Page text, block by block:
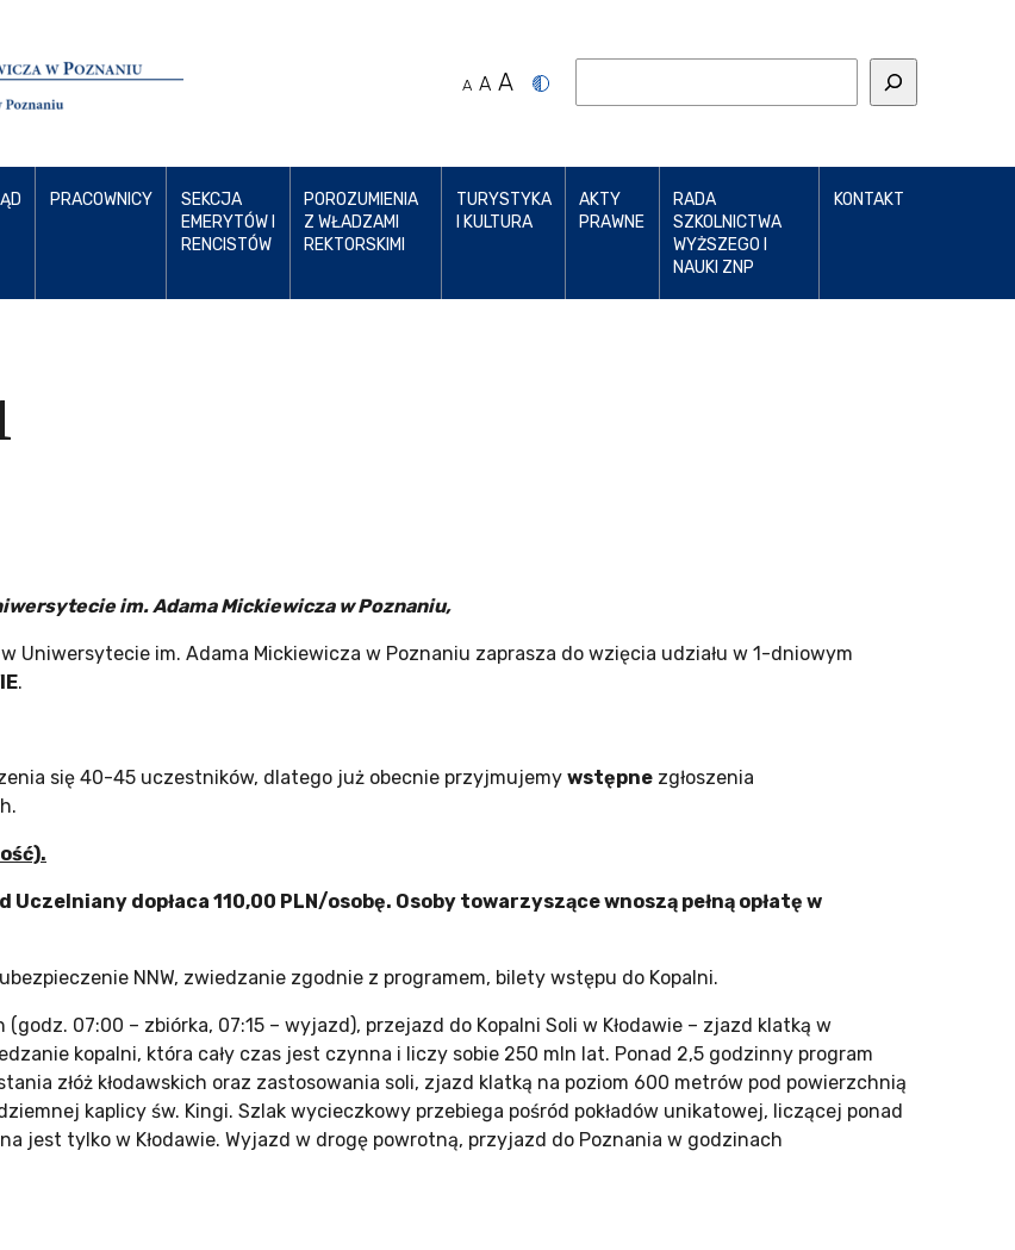
A A A
PRACOWNICY
SEKCJA
EMERYTÓW I
RENCISTÓW
POROZUMIENIA
Z WŁADZAMI
REKTORSKIMI
TURYSTYKA
I KULTURA
AKTY
PRAWNE
RADA
SZKOLNICTWA
WYŻSZEGO I
NAUKI ZNP
KONTAKT
im. Adama Mickiewicza w Poznaniu,
Uniwersytecie im. Adama Mickiewicza w Poznaniu zaprasza do wzięcia udziału w 1-dniowym
.
się 40-45 uczestników, dlatego już obecnie przyjmujemy wstępne zgłoszenia
Uczelniany dopłaca 110,00 PLN/osobę. Osoby towarzyszące wnoszą pełną opłatę w
NNW, zwiedzanie zgodnie z programem, bilety wstępu do Kopalni.
07:00 – zbiórka, 07:15 – wyjazd), przejazd do Kopalni Soli w Kłodawie – zjazd klatką w
kopalni, która cały czas jest czynna i liczy sobie 250 mln lat. Ponad 2,5 godzinny program
złóż kłodawskich oraz zastosowania soli, zjazd klatką na poziom 600 metrów pod powierzchnią
kaplicy św. Kingi. Szlak wycieczkowy przebiega pośród pokładów unikatowej, liczącej ponad
jest tylko w Kłodawie. Wyjazd w drogę powrotną, przyjazd do Poznania w godzinach